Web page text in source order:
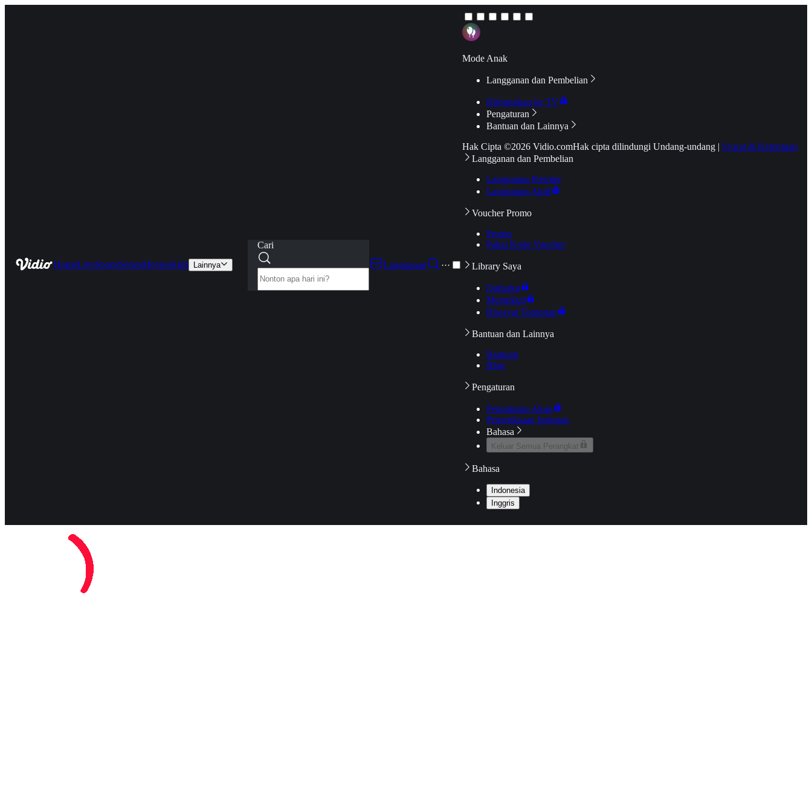
HomeLiveSportsSeriesMoviesKids Lainnya
Cari
Langganan
···
Mode Anak
Langganan dan Pembelian
Hubungkan ke TV
Pengaturan
Bantuan dan Lainnya
Hak Cipta ©2026 Vidio.comHak cipta dilindungi Undang-undang | Syarat & Ketentuan
Langganan dan Pembelian
Langganan Premier
Langganan Aktif
Voucher Promo
Promo
Pakai Kode Voucher
Library Saya
Daftarku
Mengikuti
Riwayat Tontonan
Bantuan dan Lainnya
Bantuan
Blog
Pengaturan
Pengaturan Akun
Pemeriksaan Jaringan
Bahasa
Keluar Semua Perangkat
Bahasa
Indonesia
Inggris